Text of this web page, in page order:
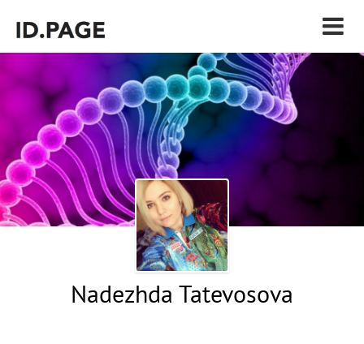
Nadezhda Tatevosova